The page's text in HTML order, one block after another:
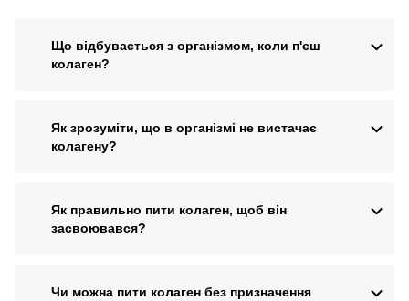
Що відбувається з організмом, коли п'єш
колаген?
Як зрозуміти, що в організмі не вистачає
колагену?
Як правильно пити колаген, щоб він
засвоювався?
Чи можна пити колаген без призначення